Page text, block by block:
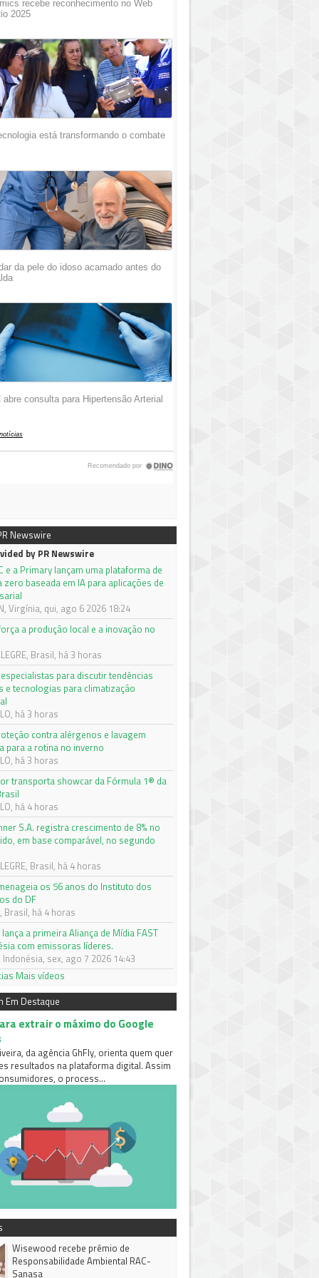
Newswire
by PR Newswire
e a Primary lançam uma plataforma de
zero baseada em IA para aplicações de
Virgínia, qui, ago 6 2026 18:24
a produção local e a inovação no
Brasil, há 3 horas
para discutir tendências
e tecnologias para climatização
há 3 horas
contra alérgenos e lavagem
para a rotina no inverno
há 3 horas
transporta showcar da Fórmula 1® da
há 4 horas
S.A. registra crescimento de 8% no
em base comparável, no segundo
Brasil, há 4 horas
os 56 anos do Instituto dos
do DF
Brasil, há 4 horas
a primeira Aliança de Mídia FAST
com emissoras líderes.
Indonésia, sex, ago 7 2026 14:43
Mais vídeos
Em Destaque
extrair o máximo do Google
da agência GhFly, orienta quem quer
resultados na plataforma digital. Assim
o process...
Wisewood recebe prêmio de
Responsabilidade Ambiental RAC-
Sanasa